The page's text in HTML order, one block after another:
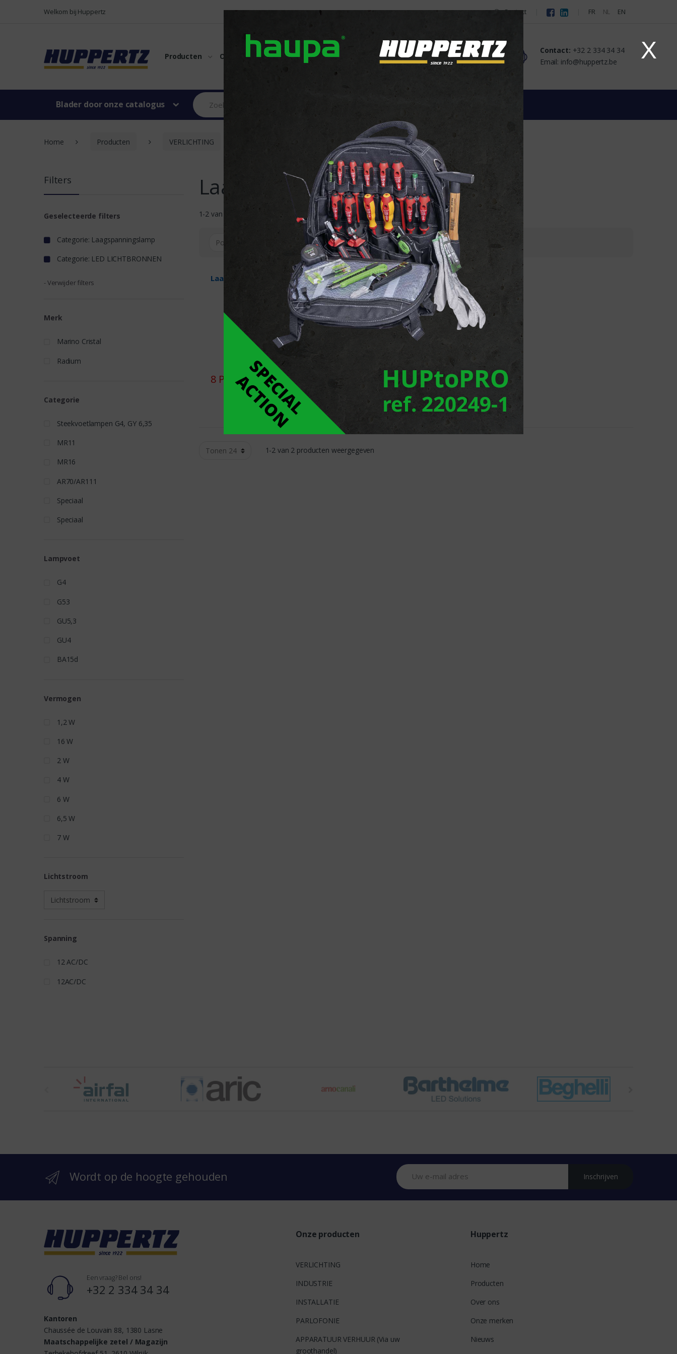
X
Welkom bij Huppertz Contact FR NL EN
Producten Over ons Onze merken Nieuws Downloads Contact
Contact: +32 2 334 34 34
Email: info@huppertz.be
Blader door onze catalogus
Home Producten VERLICHTING Laagspanningslamp
Laagspanningslamp
1-2 van 2 producten weergegeven
Laagspanningslamp
8 Producten
RADIUM - Speciale
lampen
1-2 van 2 producten weergegeven
Filters
Geselecteerde filters
Categorie: Laagspanningslamp
Categorie: LED LICHTBRONNEN
- Verwijder filters
Merk
Marino Cristal
Radium
Categorie
Steekvoetlampen G4, GY 6,35
MR11
MR16
AR70/AR111
Speciaal
Speciaal
Lampvoet
G4
G53
GU5,3
GU4
BA15d
Vermogen
1,2 W
16 W
2 W
4 W
6 W
6,5 W
7 W
Lichtstroom
Spanning
12 AC/DC
12AC/DC
r
n
Wordt op de hoogte gehouden Inschrijven
Onze producten
VERLICHTING
INDUSTRIE
INSTALLATIE
PARLOFONIE
APPARATUUR VERHUUR (Via uw
groothandel)
Huppertz
Home
Producten
Over ons
Onze merken
Nieuws
Een vraag? Bel ons!
+32 2 334 34 34
Kantoren
Chaussée de Louvain 88, 1380 Lasne
Maatschappelijke zetel / Magazijn